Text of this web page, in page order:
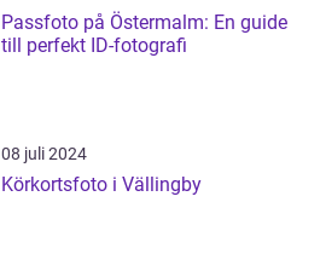
Passfoto på Östermalm: En guide
till perfekt ID-fotografi
08 juli 2024
Körkortsfoto i Vällingby